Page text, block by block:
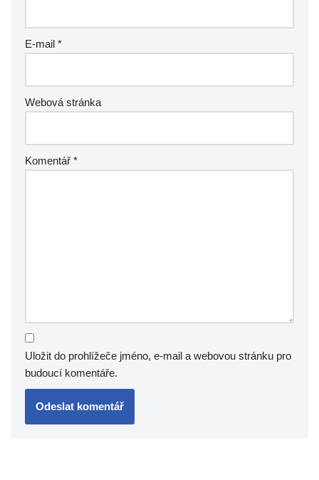
E-mail *
Webová stránka
Komentář *
Uložit do prohlížeče jméno, e-mail a webovou stránku pro
budoucí komentáře.